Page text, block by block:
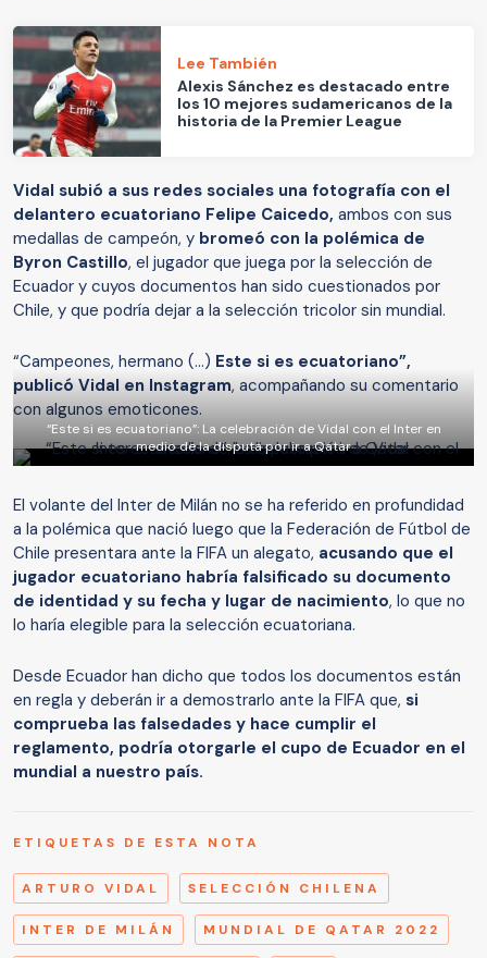
Lee También
Alexis Sánchez es destacado entre
los 10 mejores sudamericanos de la
historia de la Premier League
Vidal subió a sus redes sociales una fotografía con el
delantero ecuatoriano Felipe Caicedo, ambos con sus
medallas de campeón, y bromeó con la polémica de
Byron Castillo, el jugador que juega por la selección de
Ecuador y cuyos documentos han sido cuestionados por
Chile, y que podría dejar a la selección tricolor sin mundial.
“Campeones, hermano (...) Este si es ecuatoriano”,
publicó Vidal en Instagram, acompañando su comentario
con algunos emoticones.
“Este si es ecuatoriano”: La celebración de Vidal con el Inter en
medio de la disputa por ir a Qatar
El volante del Inter de Milán no se ha referido en profundidad
a la polémica que nació luego que la Federación de Fútbol de
Chile presentara ante la FIFA un alegato, acusando que el
jugador ecuatoriano habría falsificado su documento
de identidad y su fecha y lugar de nacimiento, lo que no
lo haría elegible para la selección ecuatoriana.
Desde Ecuador han dicho que todos los documentos están
en regla y deberán ir a demostrarlo ante la FIFA que, si
comprueba las falsedades y hace cumplir el
reglamento, podría otorgarle el cupo de Ecuador en el
mundial a nuestro país.
ETIQUETAS DE ESTA NOTA
ARTURO VIDAL SELECCIÓN CHILENA
INTER DE MILÁN MUNDIAL DE QATAR 2022